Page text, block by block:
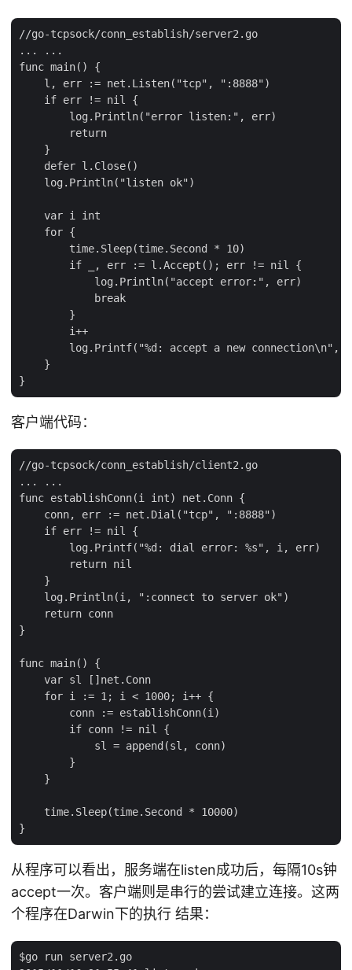
//go-tcpsock/conn_establish/server2.go
... ...
func main() {
    l, err := net.Listen("tcp", ":8888")
    if err != nil {
        log.Println("error listen:", err)
        return
    }
    defer l.Close()
    log.Println("listen ok")
    var i int
    for {
        time.Sleep(time.Second * 10)
        if _, err := l.Accept(); err != nil {
            log.Println("accept error:", err)
            break
        }
        i++
log.Printf("%d: accept a new connection\n",
    }
客户端代码：
//go-tcpsock/conn_establish/client2.go
... ...
func establishConn(i int) net.Conn {
    conn, err := net.Dial("tcp", ":8888")
    if err != nil {
        log.Printf("%d: dial error: %s", i, err)
        return nil
    }
    log.Println(i, ":connect to server ok")
    return conn
}
func main() {
    var sl []net.Conn
    for i := 1; i < 1000; i++ {
        conn := establishConn(i)
        if conn != nil {
            sl = append(sl, conn)
        }
    }
    time.Sleep(time.Second * 10000)
从程序可以看出，服务端在listen成功后，每隔10s钟
accept一次。客户端则是串行的尝试建立连接。这两
个程序在Darwin下的执行 结果：
$go run server2.go